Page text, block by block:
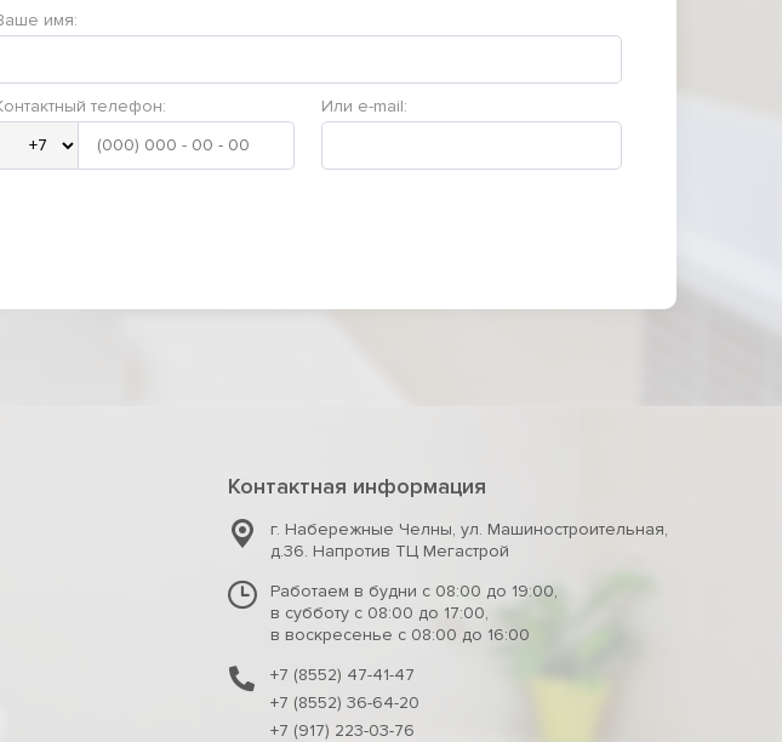
имя:
телефон: Или e-mail:
Контактная информация
г. Набережные Челны, ул. Машиностроительная,
д.36. Напротив ТЦ Мегастрой
Работаем в будни с 08:00 до 19:00,
в субботу с 08:00 до 17:00,
в воскресенье с 08:00 до 16:00
+7 (8552) 47-41-47
+7 (8552) 36-64-20
+7 (917) 223-03-76